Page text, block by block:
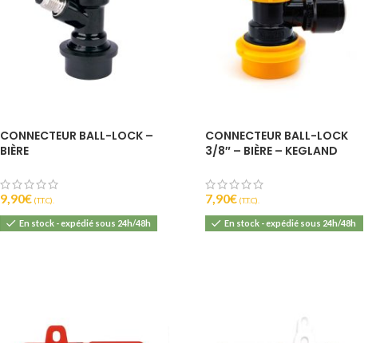
CONNECTEUR BALL-LOCK –
BIÈRE
9,90€(T.T.C).
En stock - expédié sous 24h/48h
CONNECTEUR BALL-LOCK
3/8″ – BIÈRE – KEGLAND
7,90€ (T.T.C).
En stock - expédié sous 24h/48h